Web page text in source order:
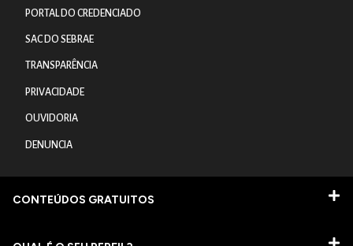
PORTAL DO CREDENCIADO
SAC DO SEBRAE
TRANSPARÊNCIA
PRIVACIDADE
OUVIDORIA
DENUNCIA
CONTEÚDOS GRATUITOS